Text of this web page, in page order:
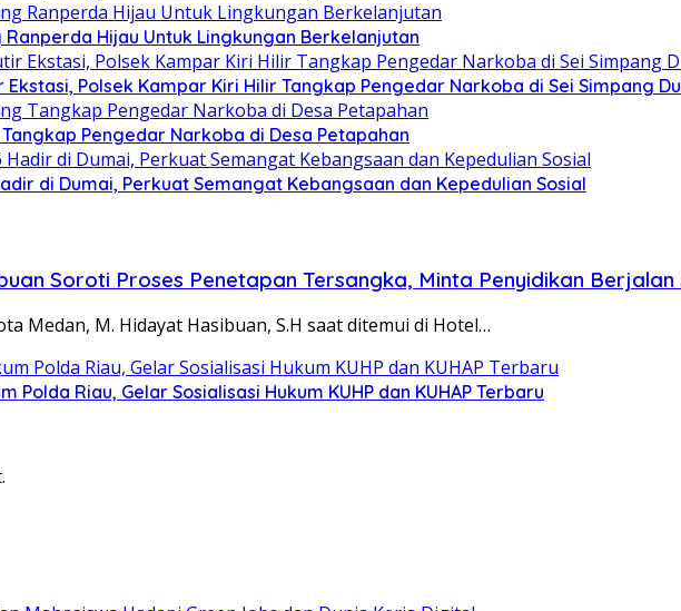
Hijau Untuk Lingkungan Berkelanjutan
Ekstasi, Polsek Kampar Kiri Hilir Tangkap Pengedar Narkoba di Sei Simpang
Tangkap Pengedar Narkoba di Desa Petapahan
di Dumai, Perkuat Semangat Kebangsaan dan Kepedulian Sosial
Soroti Proses Penetapan Tersangka, Minta Penyidikan Berjalan
Medan, M. Hidayat Hasibuan, S.H saat ditemui di Hotel…
Polda Riau, Gelar Sosialisasi Hukum KUHP dan KUHAP Terbaru